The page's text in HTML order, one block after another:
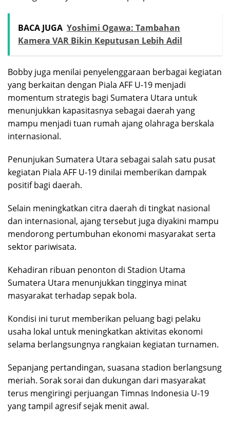
BACA JUGA Yoshimi Ogawa: Tambahan
Kamera VAR Bikin Keputusan Lebih Adil
Bobby juga menilai penyelenggaraan berbagai kegiatan
yang berkaitan dengan Piala AFF U-19 menjadi
momentum strategis bagi Sumatera Utara untuk
menunjukkan kapasitasnya sebagai daerah yang
mampu menjadi tuan rumah ajang olahraga berskala
internasional.
Penunjukan Sumatera Utara sebagai salah satu pusat
kegiatan Piala AFF U-19 dinilai memberikan dampak
positif bagi daerah.
Selain meningkatkan citra daerah di tingkat nasional
dan internasional, ajang tersebut juga diyakini mampu
mendorong pertumbuhan ekonomi masyarakat serta
sektor pariwisata.
Kehadiran ribuan penonton di Stadion Utama
Sumatera Utara menunjukkan tingginya minat
masyarakat terhadap sepak bola.
Kondisi ini turut memberikan peluang bagi pelaku
usaha lokal untuk meningkatkan aktivitas ekonomi
selama berlangsungnya rangkaian kegiatan turnamen.
Sepanjang pertandingan, suasana stadion berlangsung
meriah. Sorak sorai dan dukungan dari masyarakat
terus mengiringi perjuangan Timnas Indonesia U-19
yang tampil agresif sejak menit awal.